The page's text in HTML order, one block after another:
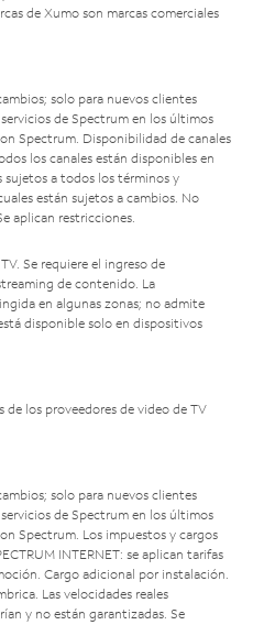
de Xumo son marcas comerciales
solo para nuevos clientes
de Spectrum en los últimos
Spectrum. Disponibilidad de canales
los canales están disponibles en
sujetos a todos los términos y
están sujetos a cambios. No
aplican restricciones.
Se requiere el ingreso de
de contenido. La
en algunas zonas; no admite
disponible solo en dispositivos
de los proveedores de video de TV
solo para nuevos clientes
de Spectrum en los últimos
Spectrum. Los impuestos y cargos
INTERNET: se aplican tarifas
Cargo adicional por instalación.
Las velocidades reales
y no están garantizadas. Se